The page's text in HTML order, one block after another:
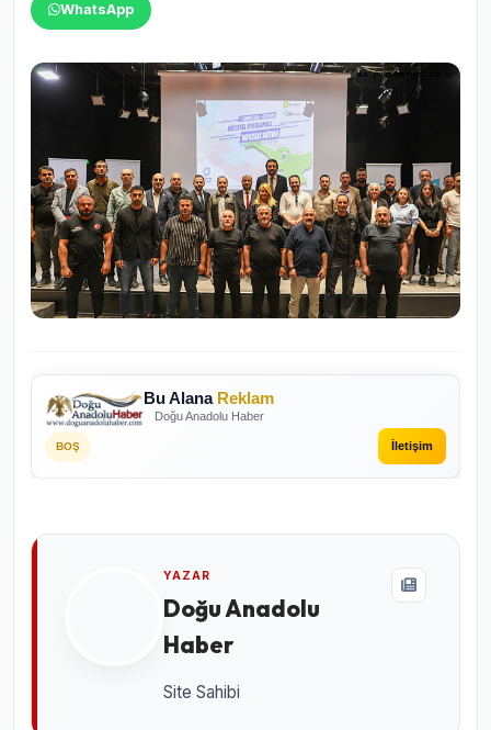
WhatsApp
Bu Alana Reklam
Doğu Anadolu Haber
BOŞ İletişim
YAZAR
Doğu Anadolu
Haber
Site Sahibi